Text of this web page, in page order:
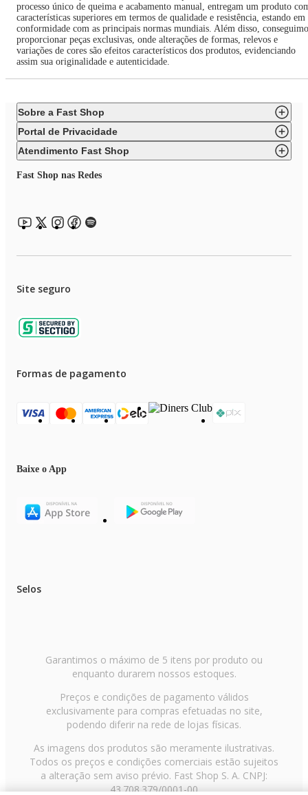
processo único de queima e acabamento manual, entregam um produto
características superiores em termos de qualidade e resistência, estando em
conformidade com as principais normas mundiais. Além disso,
proporcionar peças exclusivas, onde alterações de formas, relevos e
variações de cores são efeitos característicos dos produtos, evidenciando
assim sua originalidade e autenticidade.
Sobre a Fast Shop
Portal de Privacidade
Atendimento Fast Shop
Fast Shop nas Redes
Site seguro
Formas de pagamento
Baixe o App
Selos
Garantimos o máximo de 5 itens por produto ou
enquanto durarem nossos estoques.
Preços e condições de pagamento válidos
exclusivamente para compras efetuadas no site,
podendo diferir na rede de lojas físicas.
As imagens dos produtos são meramente ilustrativas.
Todos os preços e condições comerciais estão sujeitos
a alteração sem aviso prévio. Fast Shop S. A. CNPJ:
43.708.379/0001-00